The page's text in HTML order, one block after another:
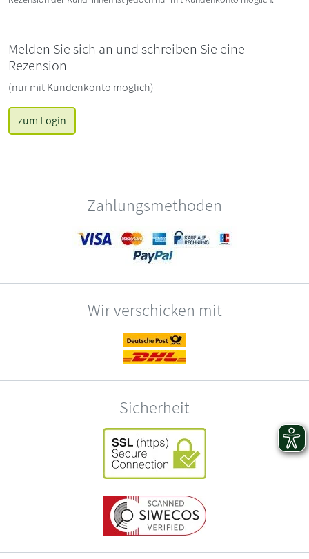
Melden Sie sich an und schreiben Sie eine
Rezension
(nur mit Kundenkonto möglich)
zum Login
Zahlungsmethoden
Wir verschicken mit
Sicherheit